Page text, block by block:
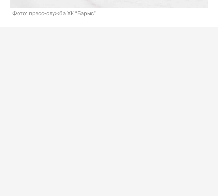
Фото: пресс-служба ХК “Барыс”